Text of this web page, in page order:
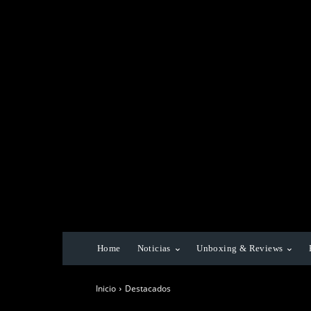
Home Noticias Unboxing & Reviews
Inicio Destacados